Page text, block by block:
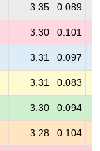
3.35 0.089
3.30 0.101
3.31 0.097
3.31 0.083
3.30 0.094
3.28 0.104